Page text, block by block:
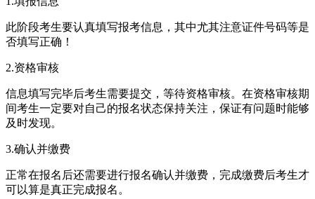
此阶段考生要认真填写报考信息，其中尤其注意证件号码等是
否填写正确！
2.资格审核
信息填写完毕后考生需要提交，等待资格审核。在资格审核期
间考生一定要对自己的报名状态保持关注，保证有问题时能够
及时发现。
3.确认并缴费
正常在报名后还需要进行报名确认并缴费，完成缴费后考生才
可以算是真正完成报名。